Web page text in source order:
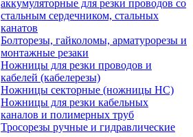
аккумуляторные для резки проводов со
стальным сердечником, стальных
канатов
Болторезы, гайколомы, арматурорезы и
монтажные резаки
Ножницы для резки проводов и
кабелей (кабелерезы)
Ножницы секторные (ножницы НС)
Ножницы для резки кабельных
каналов и полимерных труб
Тросорезы ручные и гидравлические